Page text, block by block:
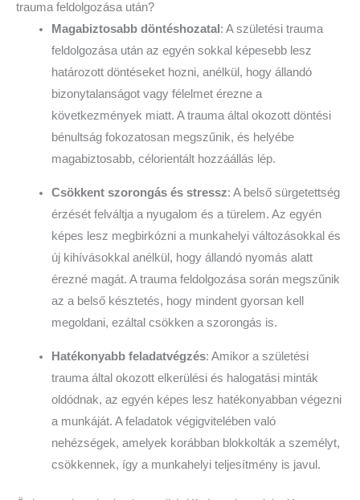
trauma feldolgozása után?
Magabiztosabb döntéshozatal : A születési trauma
feldolgozása után az egyén sokkal képesebb lesz
határozott döntéseket hozni, anélkül, hogy állandó
bizonytalanságot vagy félelmet érezne a
következmények miatt. A trauma által okozott döntési
bénultság fokozatosan megszűnik, és helyébe
magabiztosabb, célorientált hozzáállás lép.
Csökkent szorongás és stressz: A belső sürgetettség
érzését felváltja a nyugalom és a türelem. Az egyén
képes lesz megbirkózni a munkahelyi változásokkal és
új kihívásokkal anélkül, hogy állandó nyomás alatt
érezné magát. A trauma feldolgozása során megszűnik
az a belső késztetés, hogy mindent gyorsan kell
megoldani, ezáltal csökken a szorongás is.
Hatékonyabb feladatvégzés: Amikor a születési
trauma által okozott elkerülési és halogatási minták
oldódnak, az egyén képes lesz hatékonyabban végezni
a munkáját. A feladatok végigvitelében való
nehézségek, amelyek korábban blokkolták a személyt,
csökkennek, így a munkahelyi teljesítmény is javul.